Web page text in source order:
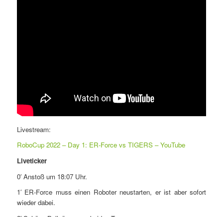
Livestream:
RoboCup 2022 – Day 1: ER-Force vs TIGERS – YouTube
Liveticker
0′ Anstoß um 18:07 Uhr.
1′ ER-Force muss einen Roboter neustarten, er ist aber sofort
wieder dabei.